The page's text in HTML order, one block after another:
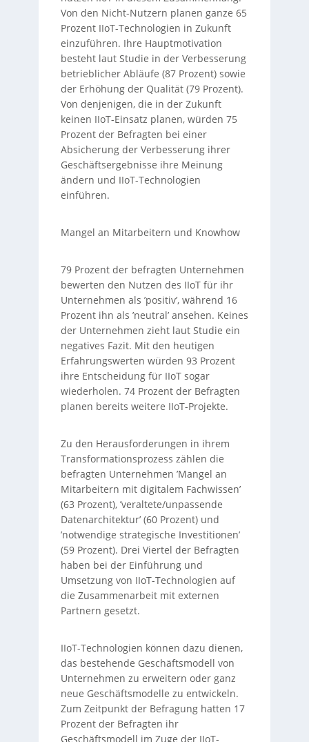
Von den Nicht-Nutzern planen ganze 65
Prozent IIoT-Technologien in Zukunft
einzuführen. Ihre Hauptmotivation
besteht laut Studie in der Verbesserung
betrieblicher Abläufe (87 Prozent) sowie
der Erhöhung der Qualität (79 Prozent).
Von denjenigen, die in der Zukunft
keinen IIoT-Einsatz planen, würden 75
Prozent der Befragten bei einer
Absicherung der Verbesserung ihrer
Geschäftsergebnisse ihre Meinung
ändern und IIoT-Technologien
einführen.
Mangel an Mitarbeitern und Knowhow
79 Prozent der befragten Unternehmen
bewerten den Nutzen des IIoT für ihr
Unternehmen als ’positiv’, während 16
Prozent ihn als ’neutral’ ansehen. Keines
der Unternehmen zieht laut Studie ein
negatives Fazit. Mit den heutigen
Erfahrungswerten würden 93 Prozent
ihre Entscheidung für IIoT sogar
wiederholen. 74 Prozent der Befragten
planen bereits weitere IIoT-Projekte.
Zu den Herausforderungen in ihrem
Transformationsprozess zählen die
befragten Unternehmen ’Mangel an
Mitarbeitern mit digitalem Fachwissen’
(63 Prozent), ’veraltete/unpassende
Datenarchitektur’ (60 Prozent) und
’notwendige strategische Investitionen’
(59 Prozent). Drei Viertel der Befragten
haben bei der Einführung und
Umsetzung von IIoT-Technologien auf
die Zusammenarbeit mit externen
Partnern gesetzt.
IIoT-Technologien können dazu dienen,
das bestehende Geschäftsmodell von
Unternehmen zu erweitern oder ganz
neue Geschäftsmodelle zu entwickeln.
Zum Zeitpunkt der Befragung hatten 17
Prozent der Befragten ihr
Geschäftsmodell im Zuge der IIoT-